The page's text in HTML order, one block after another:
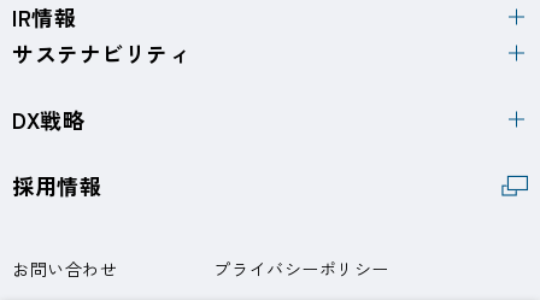
IR情報
サステナビリティ
DX戦略
採用情報
お問い合わせ
プライバシーポリシー